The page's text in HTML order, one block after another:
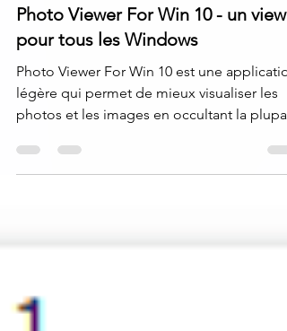
11 nov. 2021
1 min de lecture
Photo Viewer For Win 10 - un
pour tous les Windows
Photo Viewer For Win 10 est une
légère qui permet de mieux visualiser les
photos et les images en occultant la plupart